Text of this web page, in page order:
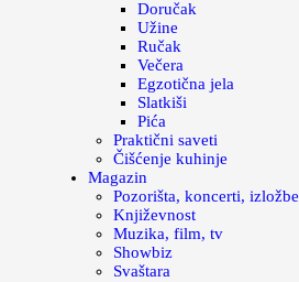
Doručak
Užine
Ručak
Večera
Egzotična jela
Slatkiši
Pića
Praktični saveti
Čišćenje kuhinje
Magazin
Pozorišta, koncerti, izložbe
Književnost
Muzika, film, tv
Showbiz
Svaštara